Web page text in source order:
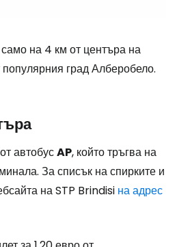
на 4 км от центъра на
град Алберобело.
автобусAP, който тръгва на
За списък на спирките и
на STP Brindisi на адрес